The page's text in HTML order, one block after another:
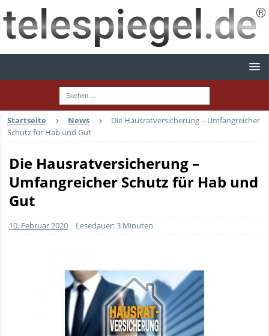
Startseite News
Die Hausratversicherung – Umfangreicher
Schutz für Hab und Gut
Die Hausratversicherung –
Umfangreicher Schutz für Hab und
Gut
10. Februar 2020 Lesedauer: 3 Minuten